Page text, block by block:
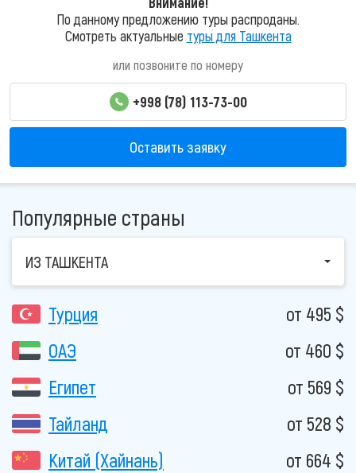
По данному предложению туры распроданы.
Смотреть актуальные туры для Ташкента
или позвоните по номеру
+998 (78) 113-73-00
Оставить заявку
Популярные страны
ИЗ ТАШКЕНТА
Турция
от 495 $
ОАЭ
от 460 $
Египет
от 569 $
Тайланд
от 528 $
Китай (Хайнань)
от 664 $